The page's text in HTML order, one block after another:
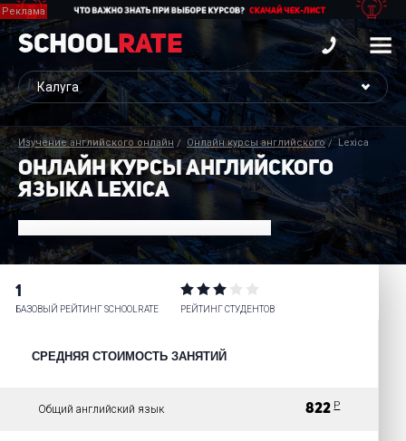
School Rate
Изучение английского онлайн Онлайн курсы английского Lexica
ОНЛАЙН КУРСЫ АНГЛИЙСКОГО
ЯЗЫКА LEXICA
1
БАЗОВЫЙ РЕЙТИНГ SCHOOLRATE РЕЙТИНГ СТУДЕНТОВ
СРЕДНЯЯ СТОИМОСТЬ ЗАНЯТИЙ
Общий английский язык 822 P